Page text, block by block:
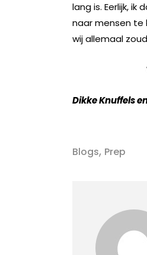
lang is. Eerlijk,
naar mensen te
wij
Dikke Knuffels
Blogs, Prep